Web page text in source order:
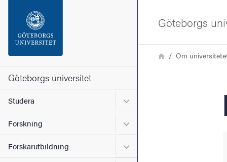
Sidfoten
Om webbplatsen
Göteborgs universitet
Studera Undermeny för Studera
Forskning Undermeny för Forskning
Forskarutbildning Undermeny för
Göteborgs
LänkstigHemOm